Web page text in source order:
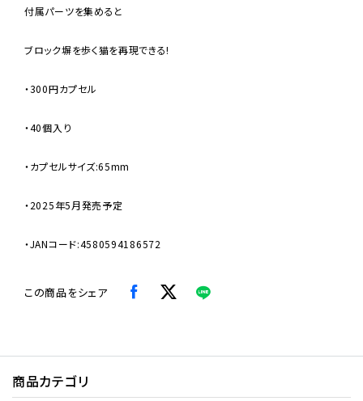
付属パーツを集めると
ブロック塀を歩く猫を再現できる!
・300円カプセル
・40個入り
・カプセルサイズ:65mm
・2025年5月発売予定
・JANコード:4580594186572
この商品をシェア
商品カテゴリ